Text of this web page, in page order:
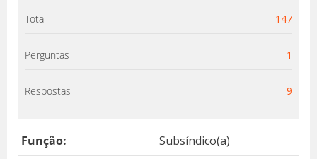
Total 147
Perguntas 1
Respostas 9
Função: Subsíndico(a)